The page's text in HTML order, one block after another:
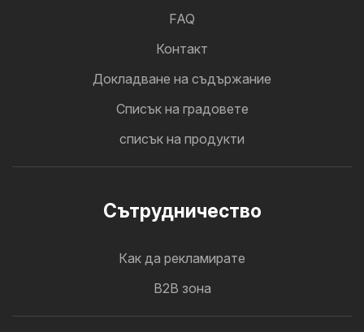
FAQ
Контакт
Докладване на съдържание
Cписък на градовете
списък на продукти
Cътрудничество
Как да рекламирате
B2B зона